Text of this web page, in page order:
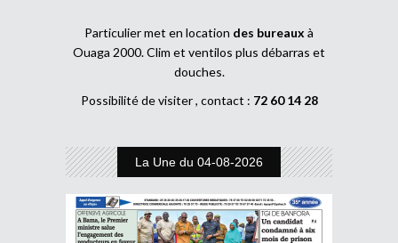
Particulier met en location des bureaux à
Ouaga 2000. Clim et ventilos plus débarras et
douches.
Possibilité de visiter , contact : 72 60 14 28
La Une du 04-08-2026